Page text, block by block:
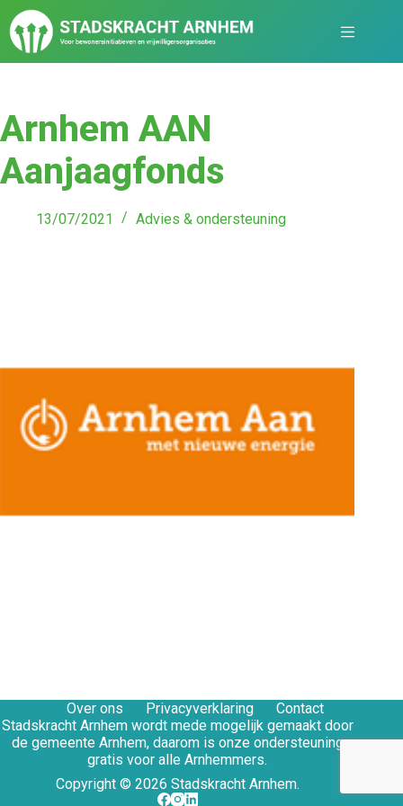
Arnhem AAN
Aanjaagfonds
13/07/2021 Advies & ondersteuning
Over ons Privacyverklaring
Contact
Stadskracht Arnhem wordt mede mogelijk gemaakt door
de gemeente Arnhem, daarom is onze ondersteuning
gratis voor alle Arnhemmers.
Copyright © 2026 Stadskracht Arnhem.